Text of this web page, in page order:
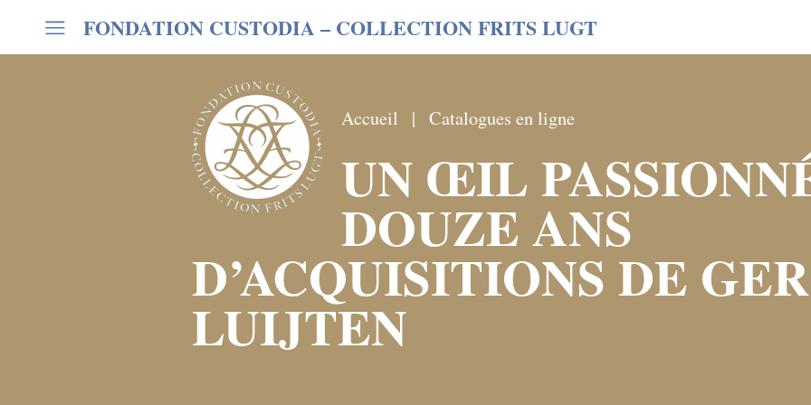
FONDATION CUSTODIA – COLLECTION FRITS LUGT
Accueil Catalogues en ligne
UN ŒIL
DOUZE ANS
D’ACQUISITIONS DE GER
LUIJTEN